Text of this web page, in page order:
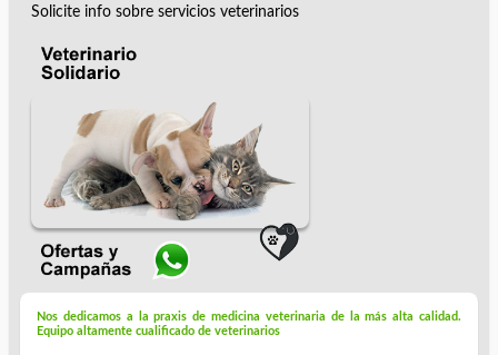
Solicite info sobre servicios veterinarios
Nos dedicamos a la praxis de medicina veterinaria de la más alta calidad.
Equipo altamente cualificado de veterinarios